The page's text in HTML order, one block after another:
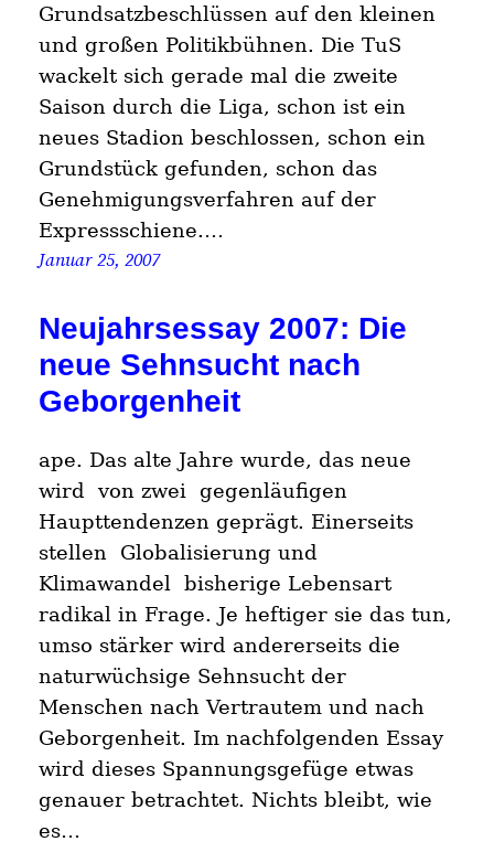
Grundsatzbeschlüssen auf den kleinen
und großen Politikbühnen. Die TuS
wackelt sich gerade mal die zweite
Saison durch die Liga, schon ist ein
neues Stadion beschlossen, schon ein
Grundstück gefunden, schon das
Genehmigungsverfahren auf der
Expressschiene.…
Januar 25, 2007
Neujahrsessay 2007: Die
neue Sehnsucht nach
Geborgenheit
ape. Das alte Jahre wurde, das neue
wird von zwei gegenläufigen
Haupttendenzen geprägt. Einerseits
stellen Globalisierung und
Klimawandel bisherige Lebensart
radikal in Frage. Je heftiger sie das tun,
umso stärker wird andererseits die
naturwüchsige Sehnsucht der
Menschen nach Vertrautem und nach
Geborgenheit. Im nachfolgenden Essay
wird dieses Spannungsgefüge etwas
genauer betrachtet. Nichts bleibt, wie
es…